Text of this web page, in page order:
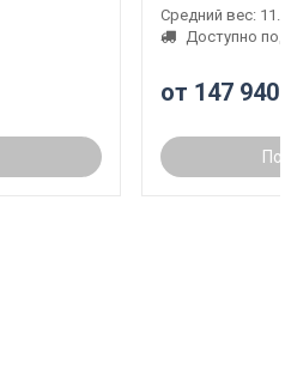
Средний вес:
Доступно
от 147 940